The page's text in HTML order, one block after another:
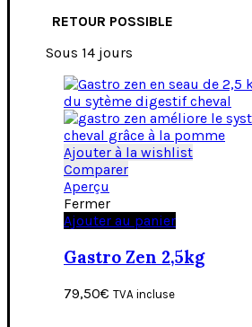
RETOUR POSSIBLE
Sous 14 jours
Ajouter à la wishlist
Comparer
Aperçu
Fermer
Ajouter au panier
Gastro Zen 2,5kg
79,50€ TVA incluse